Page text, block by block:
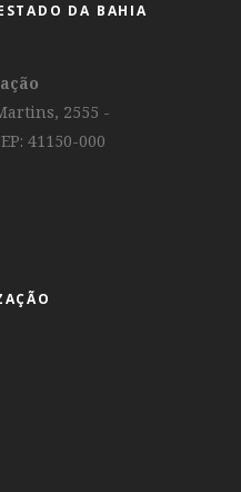
DA BAHIA
2555 -
41150-000